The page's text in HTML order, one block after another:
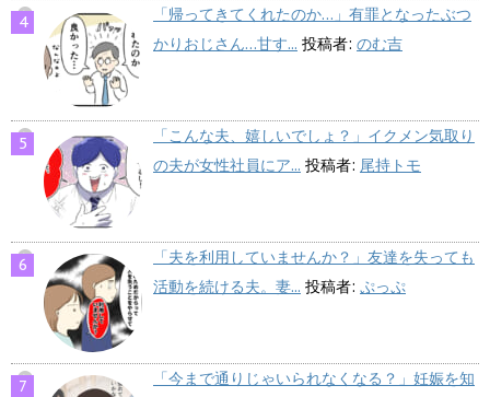
「帰ってきてくれたのか…」有罪となったぶつ
かりおじさん…甘す... 投稿者: のむ吉
「こんな夫、嬉しいでしょ？」イクメン気取り
の夫が女性社員にア... 投稿者: 尾持トモ
「夫を利用していませんか？」友達を失っても
活動を続ける夫。妻... 投稿者: ぷっぷ
「今まで通りじゃいられなくなる？」妊娠を知